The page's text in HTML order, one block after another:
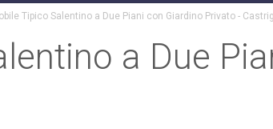
Tipico Salentino a Due Piani con Giardino Privato -
a Due